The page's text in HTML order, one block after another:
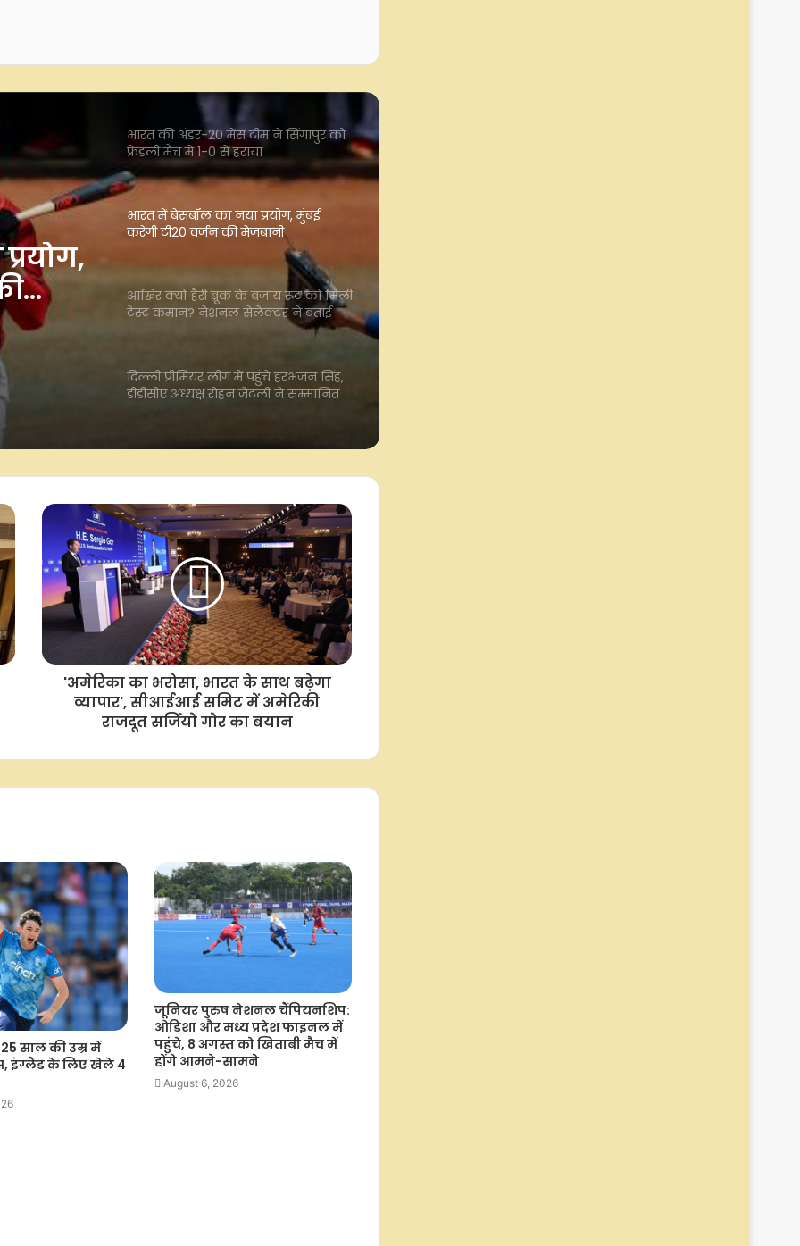
भारत में बेसबॉल का नया प्रयोग, मुंबई
करेगी टी20 वर्जन की मेजबानी
आखिर क्यों हैरी ब्रूक के बजाय रूट को मिली
टेस्ट कमान? नेशनल सेलेक्टर ने बताई
दिल्ली प्रीमियर लीग में पहुंचे हरभजन सिंह,
डीडीसीए अध्यक्ष रोहन जेटली ने सम्मानित
जन्मदिन विशेष: दीपक चाहर ने निभाया बेटे
होने का फर्ज, टीम इंडिया से वापस लिया था
विकेट, नवदीन सैनी बोले- हमने योजनाओं
रियल मैड्रिड ने 19 साल फॉरवर्ड यान
डियोमांडे को साइन किया
सैमुअल को बड़ी राहत, सीएएफ की अपील
कमिटी ने बरी किया, स्टेडियम में बैन और
जुर्माना हटा
जेके ओपन 2026: बेंगलुरु के गोल्फर
खलिन जोशी ने बनाई बढ़त
फुटबॉल: मोहम्मद सालाह लिवरपूल छोड़ने
भारत की अंडर-20 मेंस टीम ने सिंगापुर को
फ्रेंडली मैच में 1-0 से हराया
भारत में बेसबॉल का नया प्रयोग, मुंबई
करेगी टी20 वर्जन की मेजबानी
आखिर क्यों हैरी ब्रूक के बजाय रूट को मिली
टेस्ट कमान? नेशनल सेलेक्टर ने बताई
'अमेरिका का भरोसा, भारत के साथ बढ़ेगा
व्यापार', सीआईआई समिट में अमेर‍िकी
राजदूत सर्जियो गोर का बयान
साल की उम्र में
इंग्लैंड के लिए खेले 4
जूनियर पुरुष नेशनल चैंपियनशिप:
ओडिशा और मध्य प्रदेश फाइनल में
पहुंचे, 8 अगस्त को खिताबी मैच में
होंगे आमने-सामने
August 6, 2026